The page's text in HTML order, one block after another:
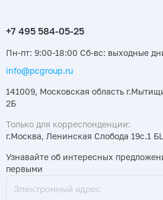
Пн-пт: 9:00-18:00 Сб-вс: выходные
info@pcgroup.ru
141009, Московская область
2Б
Только для корреспонденции:
г.Москва, Ленинская Слобода 19с.1
Узнавайте об интересных
первыми